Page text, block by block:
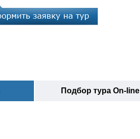
Подбор тура On-line